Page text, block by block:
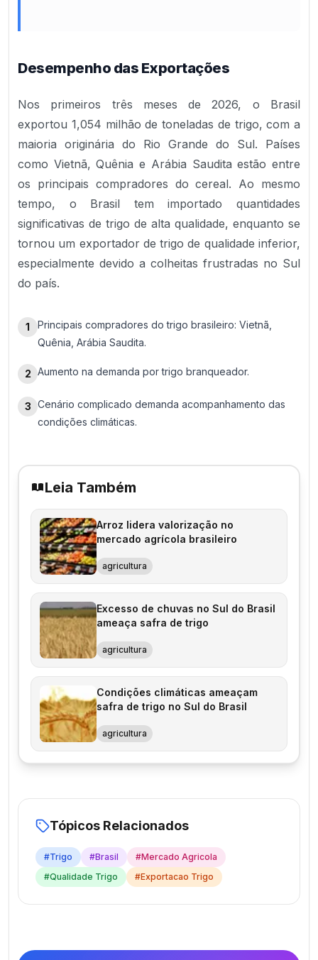
Desempenho das Exportações
Nos primeiros três meses de 2026, o Brasil
exportou 1,054 milhão de toneladas de trigo, com a
maioria originária do Rio Grande do Sul. Países
como Vietnã, Quênia e Arábia Saudita estão entre
os principais compradores do cereal. Ao mesmo
tempo, o Brasil tem importado quantidades
significativas de trigo de alta qualidade, enquanto se
tornou um exportador de trigo de qualidade inferior,
especialmente devido a colheitas frustradas no Sul
do país.
1
Principais compradores do trigo brasileiro: Vietnã,
Quênia, Arábia Saudita.
2 Aumento na demanda por trigo branqueador.
3 Cenário complicado demanda acompanhamento das
condições climáticas.
Leia Também
Arroz lidera valorização no
mercado agrícola brasileiro
agricultura
Excesso de chuvas no Sul do Brasil
ameaça safra de trigo
agricultura
Condições climáticas ameaçam
safra de trigo no Sul do Brasil
agricultura
Tópicos Relacionados
#Trigo #Brasil #Mercado Agricola
#Qualidade Trigo #Exportacao Trigo